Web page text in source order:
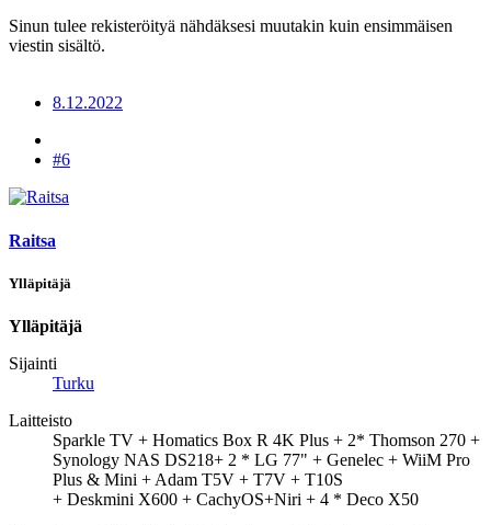
Sinun tulee rekisteröityä nähdäksesi muutakin kuin ensimmäisen
viestin sisältö.
8.12.2022
#6
Raitsa
Ylläpitäjä
Ylläpitäjä
Sijainti
Turku
Laitteisto
Sparkle TV + Homatics Box R 4K Plus + 2* Thomson 270 +
Synology NAS DS218+ 2 * LG 77" + Genelec + WiiM Pro
Plus & Mini + Adam T5V + T7V + T10S
+ Deskmini X600 + CachyOS+Niri + 4 * Deco X50